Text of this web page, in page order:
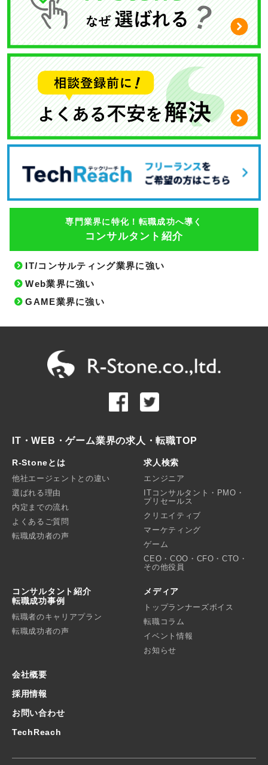
専門業界に特化！転職成功へ導く
コンサルタント紹介
IT/コンサルティング業界に強い
Web業界に強い
GAME業界に強い
IT・WEB・ゲーム業界の求人・転職TOP
R-Stoneとは
他社エージェントとの違い
選ばれる理由
内定までの流れ
よくあるご質問
転職成功者の声
求人検索
エンジニア
ITコンサルタント・PMO・
プリセールス
クリエイティブ
マーケティング
ゲーム
CEO・COO・CFO・CTO・
その他役員
コンサルタント紹介
転職成功事例
転職者のキャリアプラン
転職成功者の声
メディア
トップランナーズボイス
転職コラム
イベント情報
お知らせ
会社概要
採用情報
お問い合わせ
TechReach